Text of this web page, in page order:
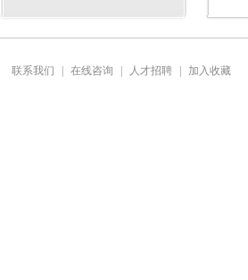
联系我们 在线咨询 人才招聘 加入收藏